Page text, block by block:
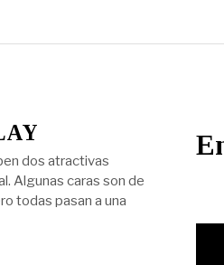
dos atractivas
Algunas caras son de
todas pasan a una